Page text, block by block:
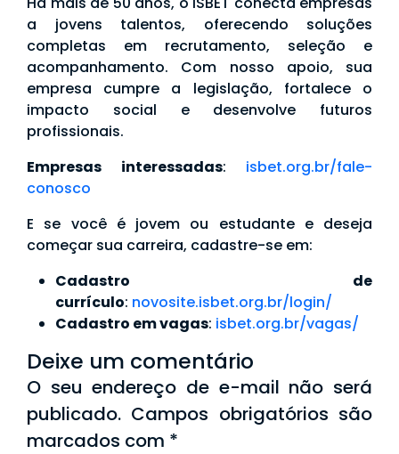
a jovens talentos, oferecendo soluções
completas em recrutamento, seleção e
acompanhamento. Com nosso apoio, sua
empresa cumpre a legislação, fortalece o
impacto social e desenvolve futuros
profissionais.
Empresas interessadas: isbet.org.br/fale-
conosco
E se você é jovem ou estudante e deseja
começar sua carreira, cadastre-se em:
Cadastro de
currículo: novosite.isbet.org.br/login/
Cadastro em vagas: isbet.org.br/vagas/
Deixe um comentário
O seu endereço de e-mail não será
publicado. Campos obrigatórios são
marcados com *